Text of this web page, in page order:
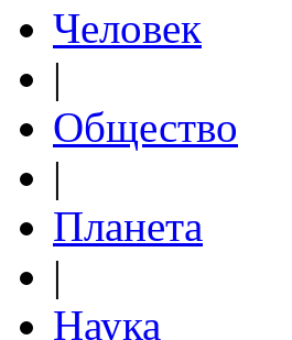
Человек
|
Общество
|
Планета
|
Наука